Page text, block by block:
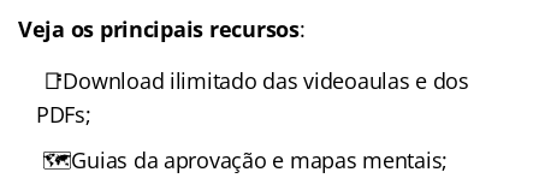
Veja os principais recursos:
📑Download ilimitado das videoaulas e dos
PDFs;
🗺️Guias da aprovação e mapas mentais;